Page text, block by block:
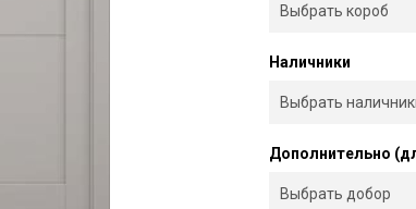
Наличники
Дополнительно